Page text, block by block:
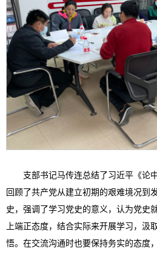
支部书记马传连总结了习近平《论
回顾了共产党从建立初期的艰难境况到
史，强调了学习党史的意义，认为党史
上端正态度，结合实际来开展学习，汲
悟。在交流沟通时也要保持务实的态度